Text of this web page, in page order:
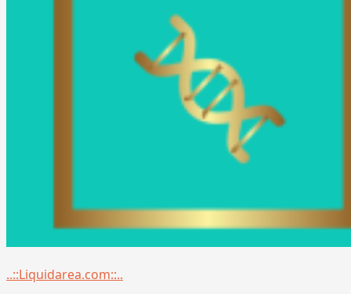
Menu
..::Liquidarea.com::..